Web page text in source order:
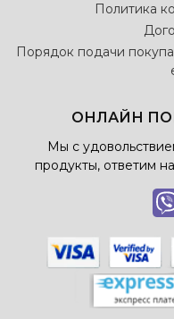
Политика
Порядок подачи
ОНЛАЙН
Мы с
продукты, ответим